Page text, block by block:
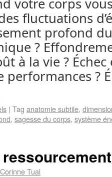
votre corps
fluctuations
profond
?
à la vie ?
performances ?
| Tag anatomie subtile,
, sagesse du corps, système
Corinne Tual